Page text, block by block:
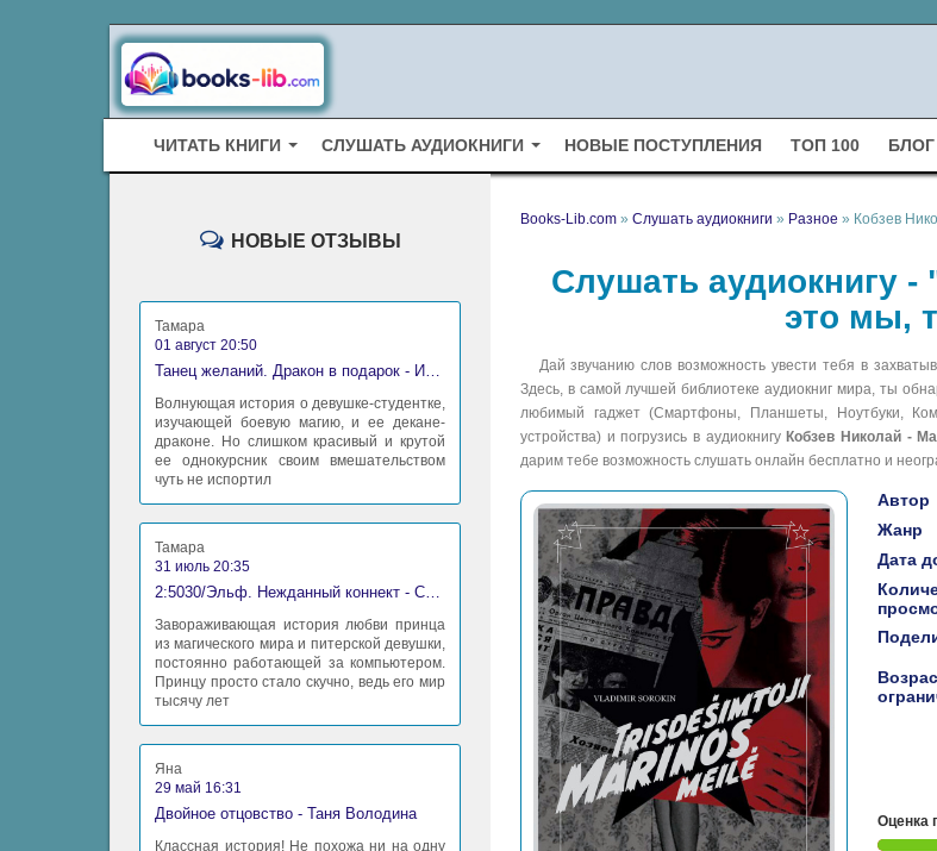
ЧИТАТЬ КНИГИ СЛУШАТЬ АУДИОКНИГИ НОВЫЕ ПОСТУПЛЕНИЯ ТОП 100 БЛОГ
Books-Lib.com » Слушать аудиокниги » Разное » Кобзев
Слушать аудиокнигу -
это мы,
Дай звучанию слов возможность увести тебя в
Здесь, в самой лучшей библиотеке аудиокниг мира, ты
любимый гаджет (Смартфоны, Планшеты, Ноутбуки,
устройства) и погрузись в аудиокнигу Кобзев Николай -
дарим тебе возможность слушать онлайн бесплатно и
Автор
Жанр
Дата
Оценка
НОВЫЕ ОТЗЫВЫ
Тамара
01 август 20:50
Танец желаний. Дракон в подарок - Ирина Алексеева
Волнующая история о девушке-студентке,
изучающей боевую магию, и ее декане-
драконе. Но слишком красивый и крутой
ее однокурсник своим вмешательством
чуть не испортил
Тамара
31 июль 20:35
2:5030/Эльф. Нежданный коннект - Станислав Миков
Завораживающая история любви принца
из магического мира и питерской девушки,
постоянно работающей за компьютером.
Принцу просто стало скучно, ведь его мир
тысячу лет
Яна
29 май 16:31
Двойное отцовство - Таня Володина
Классная история! Не похожа ни на одну